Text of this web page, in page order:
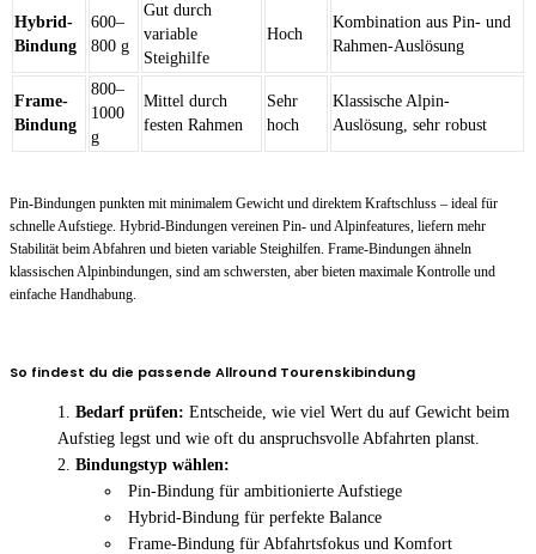
Hybrid-
Bindung
600–
800 g
Gut durch
variable
Steighilfe
Hoch
Kombination aus Pin- und
Rahmen-Auslösung
Frame-
Bindung
800–
1000
g
Mittel durch
festen Rahmen
Sehr
hoch
Klassische Alpin-
Auslösung, sehr robust
Pin-Bindungen punkten mit minimalem Gewicht und direktem Kraftschluss – ideal für
schnelle Aufstiege. Hybrid-Bindungen vereinen Pin- und Alpinfeatures, liefern mehr
Stabilität beim Abfahren und bieten variable Steighilfen. Frame-Bindungen ähneln
klassischen Alpinbindungen, sind am schwersten, aber bieten maximale Kontrolle und
einfache Handhabung.
So findest du die passende Allround Tourenskibindung
Bedarf prüfen: Entscheide, wie viel Wert du auf Gewicht beim
Aufstieg legst und wie oft du anspruchsvolle Abfahrten planst.
Bindungstyp wählen:
Pin-Bindung für ambitionierte Aufstiege
Hybrid-Bindung für perfekte Balance
Frame-Bindung für Abfahrtsfokus und Komfort